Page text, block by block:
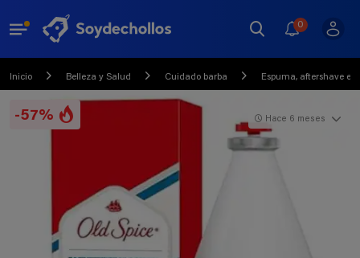
0
Inicio Belleza y Salud Cuidado barba Espuma, aftershave e
-57% Hace 6 meses